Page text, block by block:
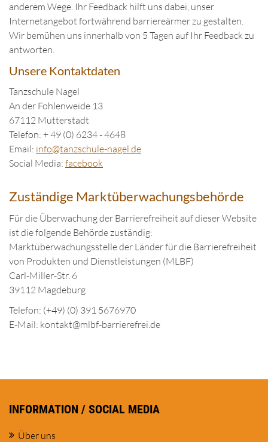
anderem Wege. Ihr Feedback hilft uns dabei, unser
Internetangebot fortwährend barriereärmer zu gestalten.
Wir bemühen uns innerhalb von 5 Tagen auf Ihr Feedback zu
antworten.
Unsere Kontaktdaten
Tanzschule Nagel
An der Fohlenweide 13
67112 Mutterstadt
Telefon: + 49 (0) 6234 - 4648
Email: info@tanzschule-nagel.de
Social Media: facebook
Zuständige Marktüberwachungsbehörde
Für die Überwachung der Barrierefreiheit auf dieser Website
ist die folgende Behörde zuständig:
Marktüberwachungsstelle der Länder für die Barrierefreiheit
von Produkten und Dienstleistungen (MLBF)
Carl-Miller-Str. 6
39112 Magdeburg
Telefon: (+49) (0) 391 5676970
E-Mail: kontakt@mlbf-barrierefrei.de
INFORMATION / SOCIAL MEDIA
Über uns